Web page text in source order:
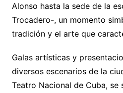
Alonso hasta la sede de la
Trocadero-, un momento
tradición y el arte que
Galas artísticas y
diversos escenarios de la
Teatro Nacional de Cuba, se